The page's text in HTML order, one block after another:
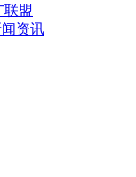
联盟
资讯